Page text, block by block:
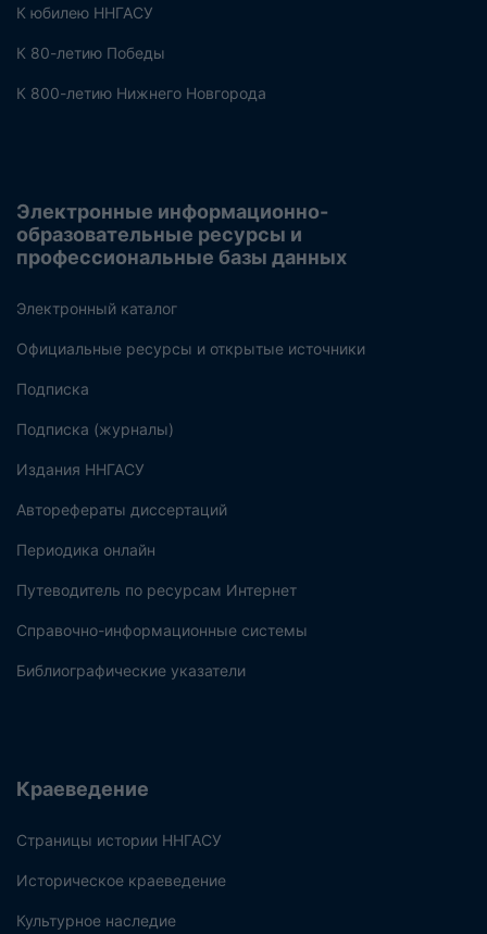
К юбилею ННГАСУ
К 80-летию Победы
К 800-летию Нижнего Новгорода
Электронные информационно-
образовательные ресурсы и
профессиональные базы данных
Электронный каталог
Официальные ресурсы и открытые источники
Подписка
Подписка (журналы)
Издания ННГАСУ
Авторефераты диссертаций
Периодика онлайн
Путеводитель по ресурсам Интернет
Справочно-информационные системы
Библиографические указатели
Краеведение
Страницы истории ННГАСУ
Историческое краеведение
Культурное наследие